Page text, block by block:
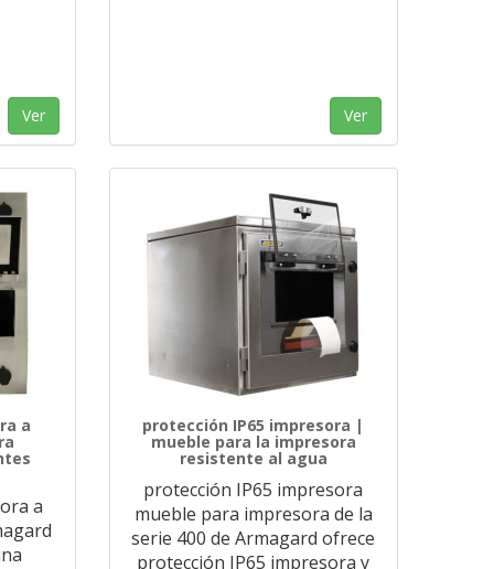
Ver Ver
a
a
protección IP65 impresora |
mueble para la impresora
resistente al agua
protección IP65 impresora
mueble para impresora de la
serie 400 de Armagard ofrece
protección IP65 impresora y